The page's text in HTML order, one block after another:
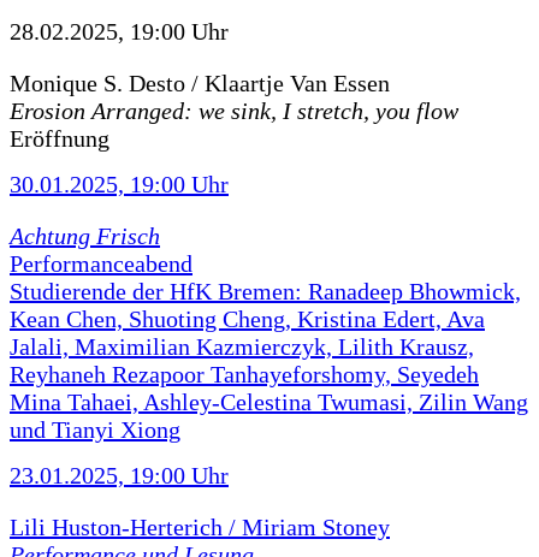
28.02.2025, 19:00 Uhr
Monique S. Desto / Klaartje Van Essen
Erosion Arranged: we sink, I stretch, you flow
Eröffnung
30.01.2025, 19:00 Uhr
Achtung Frisch
Performanceabend
Studierende der HfK Bremen: Ranadeep Bhowmick,
Kean Chen, Shuoting Cheng, Kristina Edert, Ava
Jalali, Maximilian Kazmierczyk, Lilith Krausz,
Reyhaneh Rezapoor Tanhayeforshomy, Seyedeh
Mina Tahaei, Ashley-Celestina Twumasi, Zilin Wang
und Tianyi Xiong
23.01.2025, 19:00 Uhr
Lili Huston-Herterich / Miriam Stoney